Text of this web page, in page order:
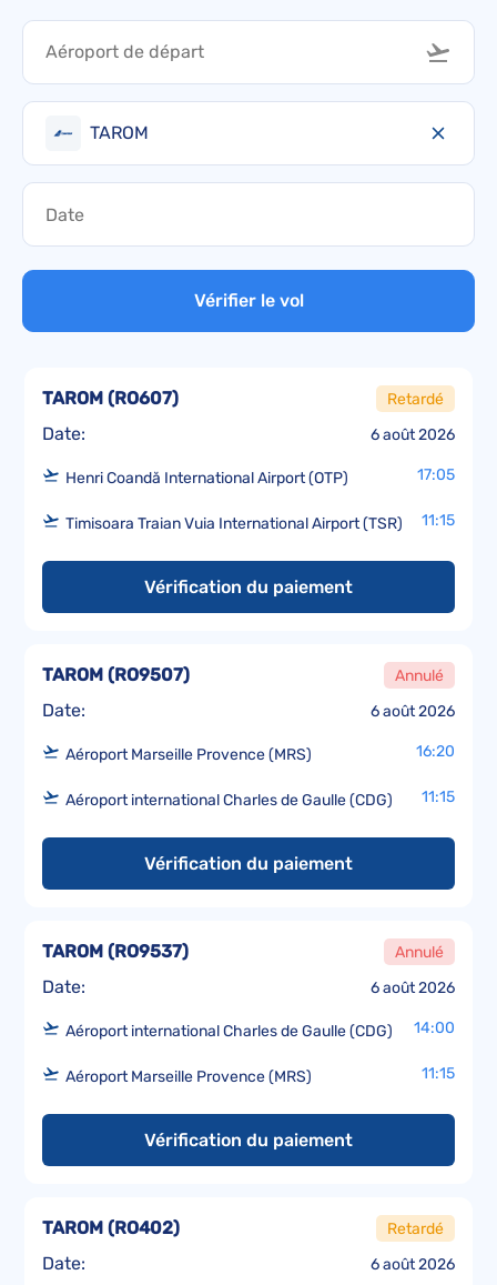
TAROM
Vérifier le vol
Date: 6 août 2026
TAROM (RO607) Retardé
Henri Coandă International Airport (OTP) 17:05
Timisoara Traian Vuia International Airport (TSR) 11:15
Vérification du paiement
Date: 6 août 2026
TAROM (RO9507) Annulé
Aéroport Marseille Provence (MRS) 16:20
Aéroport international Charles de Gaulle (CDG) 11:15
Vérification du paiement
Date: 6 août 2026
TAROM (RO9537) Annulé
Aéroport international Charles de Gaulle (CDG) 14:00
Aéroport Marseille Provence (MRS) 11:15
Vérification du paiement
Date: 6 août 2026
TAROM (RO402) Retardé